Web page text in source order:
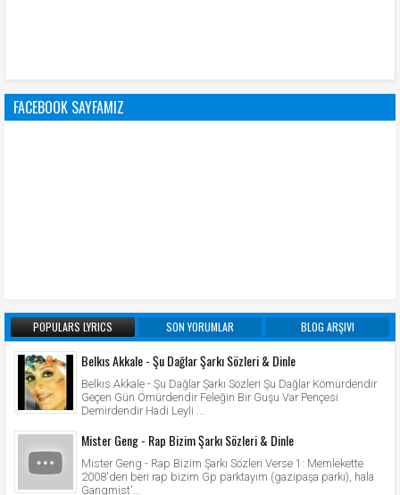
FACEBOOK SAYFAMIZ
POPULARS LYRICS SON YORUMLAR BLOG ARŞIVI
Belkıs Akkale - Şu Dağlar Şarkı Sözleri & Dinle
Belkıs Akkale - Şu Dağlar Şarkı Sözleri Şu Dağlar Kömürdendir
Geçen Gün Ömürdendir Feleğin Bir Guşu Var Pençesi
Demirdendir Hadi Leyli ...
Mister Geng - Rap Bizim Şarkı Sözleri & Dinle
Mister Geng - Rap Bizim Şarkı Sözleri Verse 1: Memlekette
2008'den beri rap bizim Gp parktayım (gazipaşa parkı), hala
Gangmist'...